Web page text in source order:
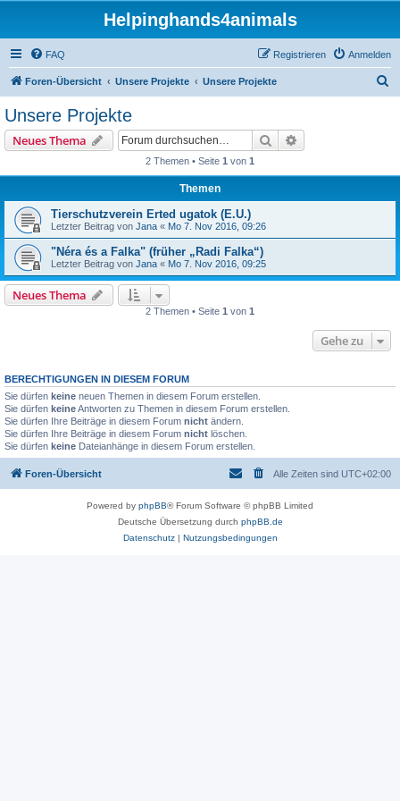
Helpinghands4animals
FAQ Anmelden
Registrieren
Foren-Übersicht Unsere Projekte Unsere Projekte
Unsere Projekte
Neues Thema Suche
2 Themen • Seite 1 von 1
Themen
Tierschutzverein Erted ugatok (E.U.)
Letzter Beitrag von Jana « Mo 7. Nov 2016, 09:26
"Néra és a Falka" (früher „Radi Falka“)
Letzter Beitrag von Jana « Mo 7. Nov 2016, 09:25
Neues Thema
2 Themen • Seite 1 von 1
Gehe zu
BERECHTIGUNGEN IN DIESEM FORUM
Sie dürfen keine neuen Themen in diesem Forum erstellen.
Sie dürfen keineAntworten zu Themen in diesem Forum erstellen.
Sie dürfen Ihre Beiträge in diesem Forum nicht ändern.
Sie dürfen Ihre Beiträge in diesem Forum nicht löschen.
Sie dürfen keine Dateianhänge in diesem Forum erstellen.
Foren-Übersicht Alle Zeiten sind UTC+02:00
Powered by phpBB® Forum Software © phpBB Limited
Deutsche Übersetzung durch phpBB.de
Datenschutz| Nutzungsbedingungen